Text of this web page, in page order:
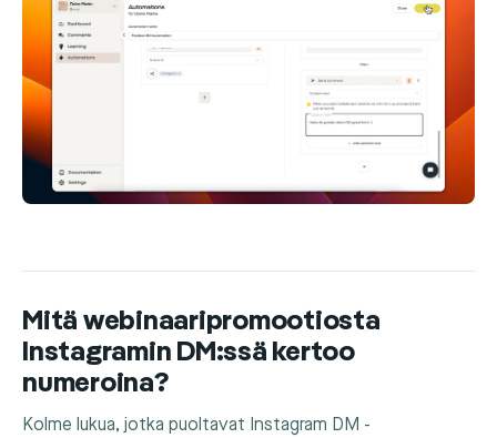
Mitä webinaaripromootiosta
Instagramin DM:ssä kertoo
numeroina?
Kolme lukua, jotka puoltavat Instagram DM -